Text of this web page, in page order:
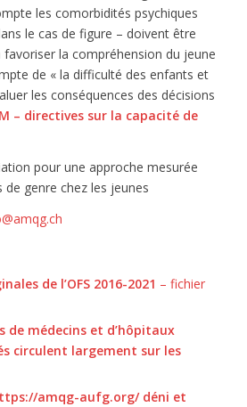
les comorbidités psychiques
le cas de figure – doivent être
favoriser la compréhension du jeune
de « la difficulté des enfants et
les conséquences des décisions
– directives sur la capacité de
pour une approche mesurée
genre chez les jeunes
de l’OFS 2016-2021 – fichier
de médecins et d’hôpitaux
circulent largement sur les
amqg-aufg.org/ déni et